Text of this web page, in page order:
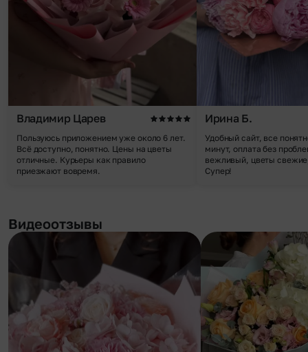
Владимир Царев
Пользуюсь приложением уже около 6 лет.
Всё доступно, понятно. Цены на цветы
отличные. Курьеры как правило
приезжают вовремя.
Ирина Б.
Удобный сайт, все
минут, оплата без
вежливый, цветы
Супер!
Видеоотзывы